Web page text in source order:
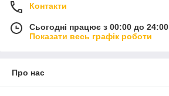
Контакти
Сьогодні працює з 00:00 до 24:00
Показати весь графік роботи
Про нас